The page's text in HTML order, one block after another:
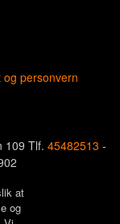
og personvern
109 Tlf. 45482513 -
at
og